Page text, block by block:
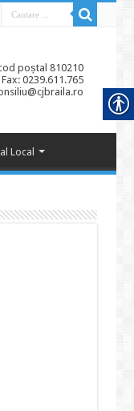
poștal 810210
0239.611.765
Local